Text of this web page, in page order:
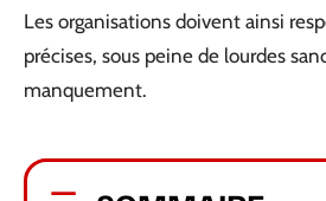
Les organisations doivent ainsi
précises, sous peine de lourdes
manquement.